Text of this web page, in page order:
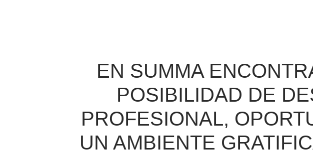
EN SUMMA
POSIBILIDAD DE
PROFESIONAL,
UN AMBIENTE